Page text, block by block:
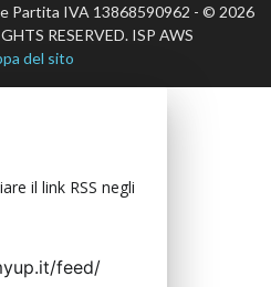
Partita IVA 13868590962 - © 2026
RESERVED. ISP AWS
del sito
il link RSS negli